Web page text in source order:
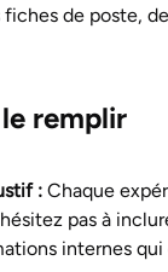
de poste,
remplir
: Chaque
pas à
internes